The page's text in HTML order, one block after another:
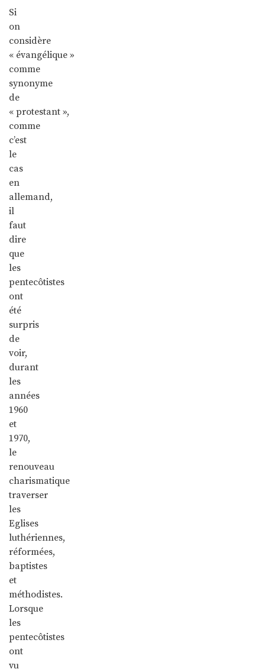
Si
on
considère
« évangélique »
comme
synonyme
de
« protestant »,
comme
c’est
le
cas
en
allemand,
il
faut
dire
que
les
pentecôtistes
ont
été
surpris
de
voir,
durant
les
années
1960
et
1970,
le
renouveau
charismatique
traverser
les
Eglises
luthériennes,
réformées,
baptistes
et
méthodistes.
Lorsque
les
pentecôtistes
ont
vu